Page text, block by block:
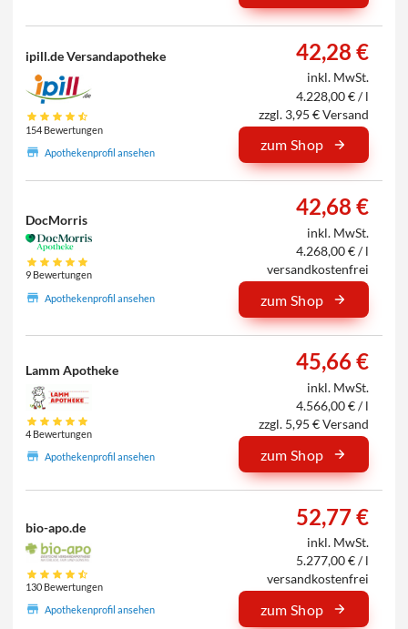
ipill.de Versandapotheke
154 Bewertungen
Apothekenprofil ansehen
42,28 €
inkl. MwSt.
4.228,00 € / l
zzgl. 3,95 € Versand
zum Shop
DocMorris
9 Bewertungen
Apothekenprofil ansehen
42,68 €
inkl. MwSt.
4.268,00 € / l
versandkostenfrei
zum Shop
Lamm Apotheke
4 Bewertungen
Apothekenprofil ansehen
45,66 €
inkl. MwSt.
4.566,00 € / l
zzgl. 5,95 € Versand
zum Shop
bio-apo.de
130 Bewertungen
Apothekenprofil ansehen
52,77 €
inkl. MwSt.
5.277,00 € / l
versandkostenfrei
zum Shop